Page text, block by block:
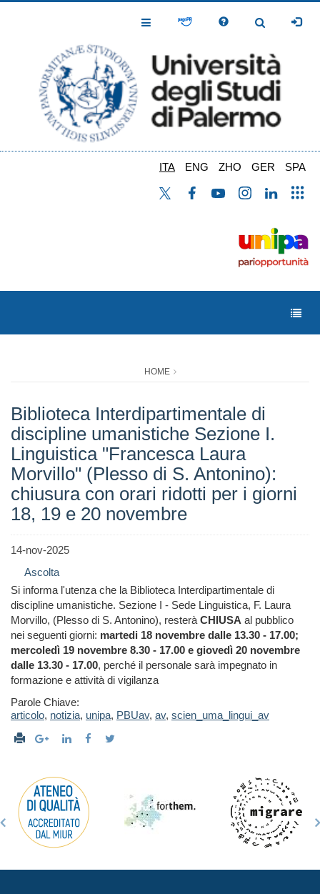
Toggle
Toggle
ITA ENG ZHO GER SPA
HOME
Biblioteca Interdipartimentale di
discipline umanistiche Sezione I.
Linguistica "Francesca Laura
Morvillo" (Plesso di S. Antonino):
chiusura con orari ridotti per i giorni
18, 19 e 20 novembre
14-nov-2025
Ascolta
Si informa l'utenza che la Biblioteca Interdipartimentale di
discipline umanistiche. Sezione I - Sede Linguistica, F. Laura
Morvillo, (Plesso di S. Antonino), resteràCHIUSA al pubblico
nei seguenti giorni: martedi 18 novembre dalle 13.30 - 17.00;
mercoledì 19 novembre 8.30 - 17.00 e giovedì 20 novembre
dalle 13.30 - 17.00, perché il personale sarà impegnato in
formazione e attività di vigilanza
Parole Chiave:
articolo, notizia, unipa, PBUav, av, scien_uma_lingui_av